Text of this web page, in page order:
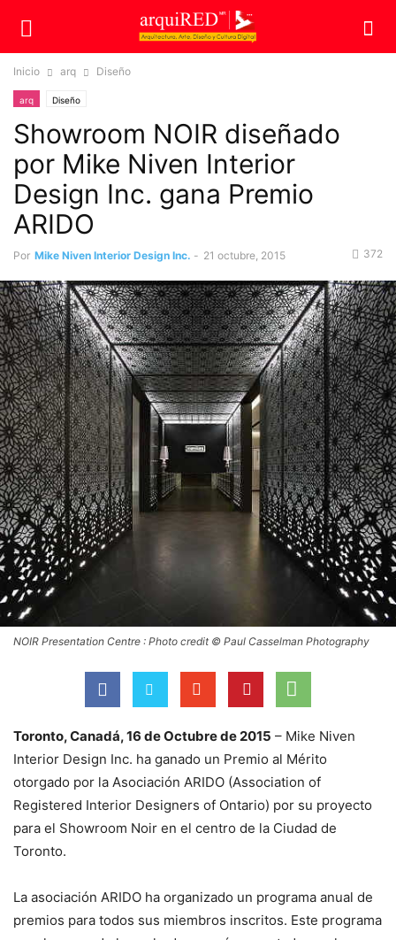
Inicio arq Diseño
arq Diseño
Showroom NOIR diseñado
por Mike Niven Interior
Design Inc. gana Premio
ARIDO
Por Mike Niven Interior Design Inc. - 21 octubre, 2015 372
NOIR Presentation Centre : Photo credit © Paul Casselman Photography
Toronto, Canadá, 16 de Octubre de 2015 – Mike Niven
Interior Design Inc. ha ganado un Premio al Mérito
otorgado por la Asociación ARIDO (Association of
Registered Interior Designers of Ontario) por su proyecto
para el Showroom Noir en el centro de la Ciudad de
Toronto.
La asociación ARIDO ha organizado un programa anual de
premios para todos sus miembros inscritos. Este programa